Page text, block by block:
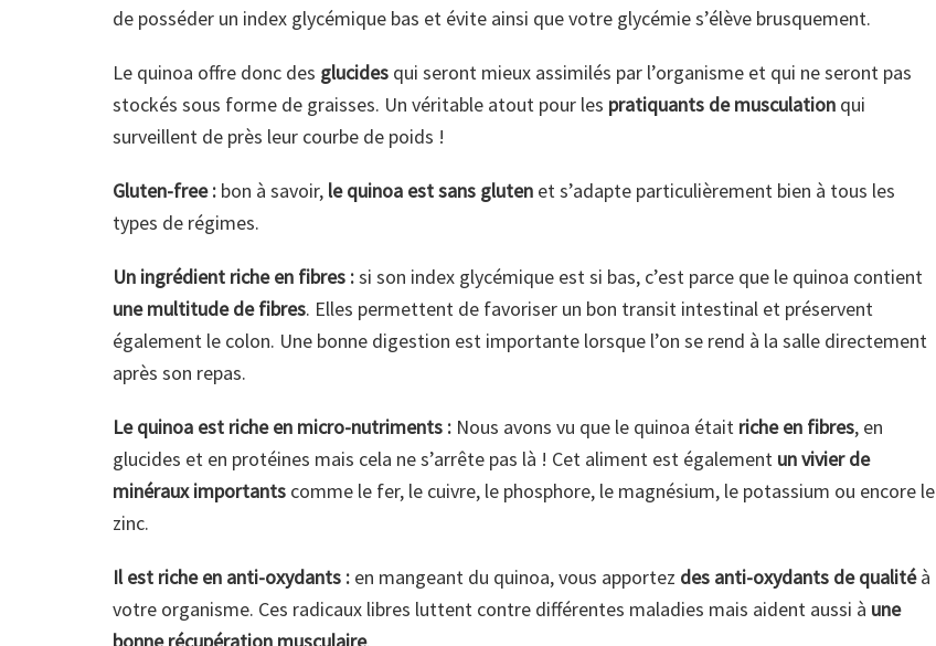
de posséder un index glycémique bas et évite ainsi que votre glycémie s’élève brusquement.
Le quinoa offre donc des glucides qui seront mieux assimilés par l’organisme et qui ne seront pas
stockés sous forme de graisses. Un véritable atout pour les pratiquants de musculation qui
surveillent de près leur courbe de poids !
Gluten-free : bon à savoir, le quinoa est sans gluten et s’adapte particulièrement bien à tous les
types de régimes.
Un ingrédient riche en fibres :si son index glycémique est si bas, c’est parce que le quinoa contient
une multitude de fibres. Elles permettent de favoriser un bon transit intestinal et préservent
également le colon. Une bonne digestion est importante lorsque l’on se rend à la salle directement
après son repas.
Le quinoa est riche en micro-nutriments : Nous avons vu que le quinoa était riche en fibres, en
glucides et en protéines mais cela ne s’arrête pas là ! Cet aliment est également un vivier de
minéraux importants comme le fer, le cuivre, le phosphore, le magnésium, le potassium ou encore le
zinc.
Il est riche en anti-oxydants : en mangeant du quinoa, vous apportez des anti-oxydants de qualitéà
votre organisme. Ces radicaux libres luttent contre différentes maladies mais aident aussi à une